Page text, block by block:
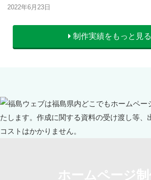
2022年6月23日
制作実績をもっと見る